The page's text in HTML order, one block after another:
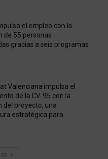
el empleo con la
de 55 personas
gracias a seis programas
Valenciana impulsa el
de la CV-95 con la
del proyecto, una
estratégica para